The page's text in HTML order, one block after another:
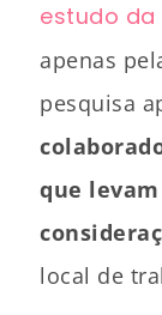
estudo da
apenas
pesquisa
que
local de